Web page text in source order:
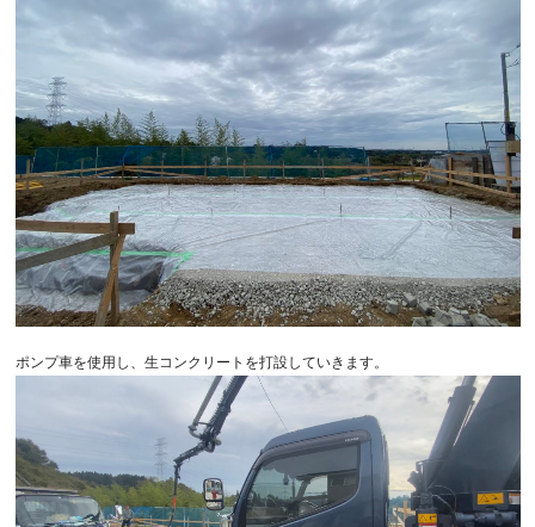
ポンプ車を使用し、生コンクリートを打設していきます。